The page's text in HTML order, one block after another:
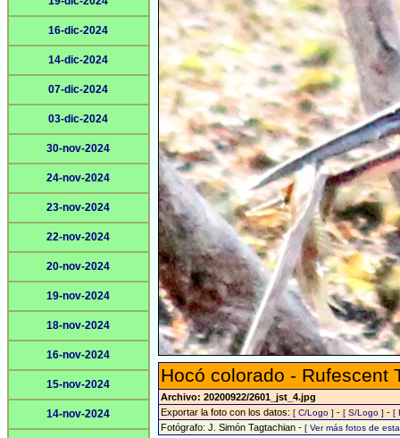
16-dic-2024
14-dic-2024
07-dic-2024
03-dic-2024
30-nov-2024
24-nov-2024
23-nov-2024
22-nov-2024
20-nov-2024
19-nov-2024
18-nov-2024
16-nov-2024
15-nov-2024
14-nov-2024
Hocó colorado - Rufescent
Archivo: 20200922/2601_jst_4.jpg
Exportar la foto con los datos: [ C/Logo ] - [ S/Logo ] - [
Fotógrafo: J. Simón Tagtachian - [ Ver más fotos de